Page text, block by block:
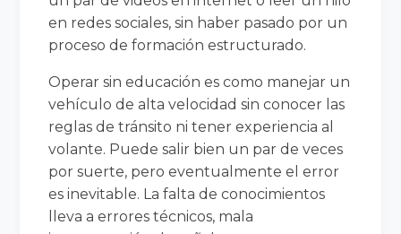
en redes sociales, sin haber pasado por un
proceso de formación estructurado.
Operar sin educación es como manejar un
vehículo de alta velocidad sin conocer las
reglas de tránsito ni tener experiencia al
volante. Puede salir bien un par de veces
por suerte, pero eventualmente el error
es inevitable. La falta de conocimientos
lleva a errores técnicos, mala